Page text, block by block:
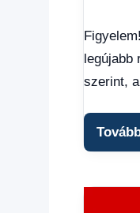
legújabb
szerint,